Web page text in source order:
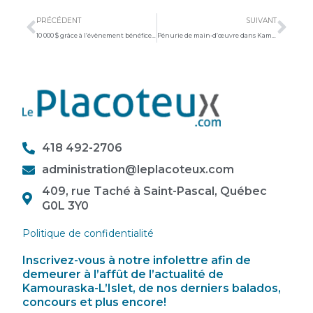
PRÉCÉDENT
10 000 $ grâce à l’évènement bénéfice Grande Soirée Country
SUIVANT
418 492-2706
administration@leplacoteux.com
409, rue Taché à Saint-Pascal, Québec
G0L 3Y0
Politique de confidentialité
Inscrivez-vous à notre infolettre afin de
demeurer à l’affût de l’actualité de
Kamouraska-L’Islet, de nos derniers balados,
concours et plus encore!